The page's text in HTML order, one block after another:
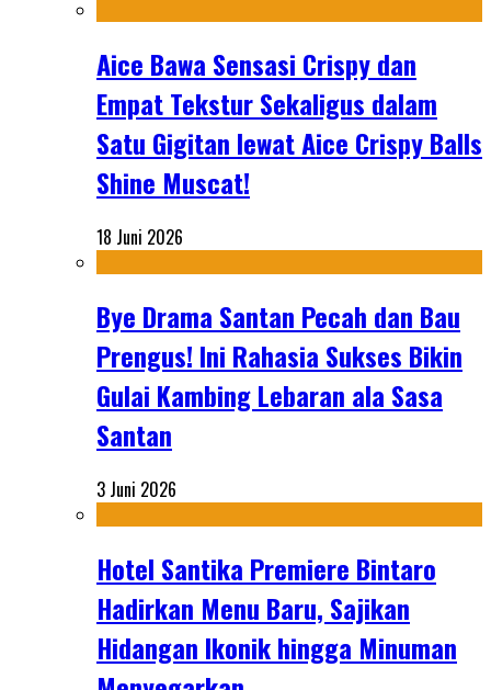
Aice Bawa Sensasi Crispy dan
Empat Tekstur Sekaligus dalam
Satu Gigitan lewat Aice Crispy Balls
Shine Muscat!
18 Juni 2026
Bye Drama Santan Pecah dan Bau
Prengus! Ini Rahasia Sukses Bikin
Gulai Kambing Lebaran ala Sasa
Santan
3 Juni 2026
Hotel Santika Premiere Bintaro
Hadirkan Menu Baru, Sajikan
Hidangan Ikonik hingga Minuman